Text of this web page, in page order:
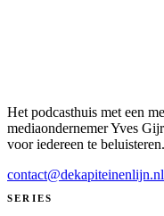
Het podcasthuis met een
mediaondernemer Yves
voor iedereen te beluisteren.
contact@dekapiteinenlijn.nl
SERIES